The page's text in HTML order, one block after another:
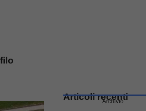
Articoli recenti
Archivio